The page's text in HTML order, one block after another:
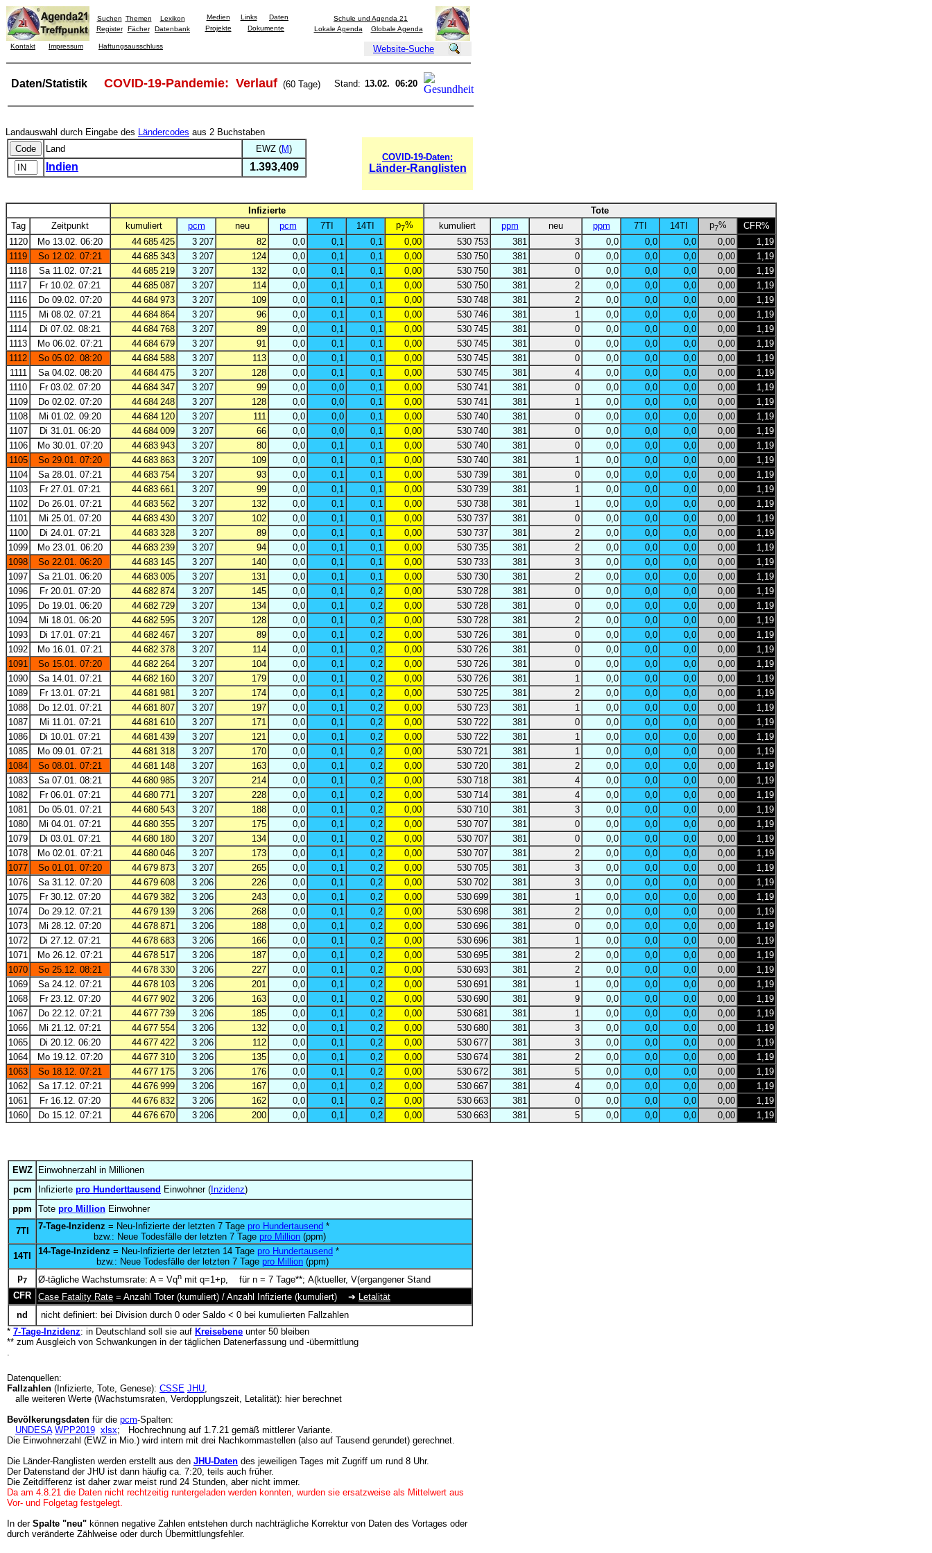
Suchen Themen
Lexikon
Register
Fächer Datenbank
Medien Links
Daten
Projekte
Dokumente
Schule und Agenda 21
Lokale Agenda
Globale Agenda
Kontakt Impressum Haftungsausschluss Website-Suche
Daten/Statistik COVID-19-Pandemie: Verlauf (60 Tage) Stand: 13.02. 06:20
Landauswahl durch Eingabe des Ländercodes aus 2 Buchstaben
Land
EWZ (M)
Indien 1.393,409
COVID-19-Daten:
Länder-Ranglisten
Infizierte
Tote
Tag
Zeitpunkt kumuliert pcm neu pcm 7TI 14TI p7% kumuliert ppm neu ppm 7TI 14TI p7%
CFR%
1120
Mo 13.02. 06:20 44 685 425 3 207 82 0,0 0,1 0,1 0,00 530 753 381 3 0,0 0,0 0,0 0,00
1,19
1119
So 12.02. 07:21 44 685 343 3 207 124 0,0 0,1 0,1 0,00 530 750 381 0 0,0 0,0 0,0 0,00
1,19
1118
Sa 11.02. 07:21 44 685 219 3 207 132 0,0 0,1 0,1 0,00 530 750 381 0 0,0 0,0 0,0 0,00
1,19
1117
Fr 10.02. 07:21 44 685 087 3 207 114 0,0 0,1 0,1 0,00 530 750 381 2 0,0 0,0 0,0 0,00
1,19
1116
Do 09.02. 07:20 44 684 973 3 207 109 0,0 0,1 0,1 0,00 530 748 381 2 0,0 0,0 0,0 0,00
1,19
1115
Mi 08.02. 07:21 44 684 864 3 207 96 0,0 0,1 0,1 0,00 530 746 381 1 0,0 0,0 0,0 0,00
1,19
1114
Di 07.02. 08:21 44 684 768 3 207 89 0,0 0,1 0,1 0,00 530 745 381 0 0,0 0,0 0,0 0,00
1,19
1113
Mo 06.02. 07:21 44 684 679 3 207 91 0,0 0,1 0,1 0,00 530 745 381 0 0,0 0,0 0,0 0,00
1,19
1112
So 05.02. 08:20 44 684 588 3 207 113 0,0 0,1 0,1 0,00 530 745 381 0 0,0 0,0 0,0 0,00
1,19
1111
Sa 04.02. 08:20 44 684 475 3 207 128 0,0 0,1 0,1 0,00 530 745 381 4 0,0 0,0 0,0 0,00
1,19
1110
Fr 03.02. 07:20 44 684 347 3 207 99 0,0 0,0 0,1 0,00 530 741 381 0 0,0 0,0 0,0 0,00
1,19
1109
Do 02.02. 07:20 44 684 248 3 207 128 0,0 0,0 0,1 0,00 530 741 381 1 0,0 0,0 0,0 0,00
1,19
1108
Mi 01.02. 09:20 44 684 120 3 207 111 0,0 0,0 0,1 0,00 530 740 381 0 0,0 0,0 0,0 0,00
1,19
1107
Di 31.01. 06:20 44 684 009 3 207 66 0,0 0,0 0,1 0,00 530 740 381 0 0,0 0,0 0,0 0,00
1,19
1106
Mo 30.01. 07:20 44 683 943 3 207 80 0,0 0,1 0,1 0,00 530 740 381 0 0,0 0,0 0,0 0,00
1,19
1105
So 29.01. 07:20 44 683 863 3 207 109 0,0 0,1 0,1 0,00 530 740 381 1 0,0 0,0 0,0 0,00
1,19
1104
Sa 28.01. 07:21 44 683 754 3 207 93 0,0 0,1 0,1 0,00 530 739 381 0 0,0 0,0 0,0 0,00
1,19
1103
Fr 27.01. 07:21 44 683 661 3 207 99 0,0 0,1 0,1 0,00 530 739 381 1 0,0 0,0 0,0 0,00
1,19
1102
Do 26.01. 07:21 44 683 562 3 207 132 0,0 0,1 0,1 0,00 530 738 381 1 0,0 0,0 0,0 0,00
1,19
1101
Mi 25.01. 07:20 44 683 430 3 207 102 0,0 0,1 0,1 0,00 530 737 381 0 0,0 0,0 0,0 0,00
1,19
1100
Di 24.01. 07:21 44 683 328 3 207 89 0,0 0,1 0,1 0,00 530 737 381 2 0,0 0,0 0,0 0,00
1,19
1099
Mo 23.01. 06:20 44 683 239 3 207 94 0,0 0,1 0,1 0,00 530 735 381 2 0,0 0,0 0,0 0,00
1,19
1098
So 22.01. 06:20 44 683 145 3 207 140 0,0 0,1 0,1 0,00 530 733 381 3 0,0 0,0 0,0 0,00
1,19
1097
Sa 21.01. 06:20 44 683 005 3 207 131 0,0 0,1 0,1 0,00 530 730 381 2 0,0 0,0 0,0 0,00
1,19
1096
Fr 20.01. 07:20 44 682 874 3 207 145 0,0 0,1 0,2 0,00 530 728 381 0 0,0 0,0 0,0 0,00
1,19
1095
Do 19.01. 06:20 44 682 729 3 207 134 0,0 0,1 0,2 0,00 530 728 381 0 0,0 0,0 0,0 0,00
1,19
1094
Mi 18.01. 06:20 44 682 595 3 207 128 0,0 0,1 0,2 0,00 530 728 381 2 0,0 0,0 0,0 0,00
1,19
1093
Di 17.01. 07:21 44 682 467 3 207 89 0,0 0,1 0,2 0,00 530 726 381 0 0,0 0,0 0,0 0,00
1,19
1092
Mo 16.01. 07:21 44 682 378 3 207 114 0,0 0,1 0,2 0,00 530 726 381 0 0,0 0,0 0,0 0,00
1,19
1091
So 15.01. 07:20 44 682 264 3 207 104 0,0 0,1 0,2 0,00 530 726 381 0 0,0 0,0 0,0 0,00
1,19
1090
Sa 14.01. 07:21 44 682 160 3 207 179 0,0 0,1 0,2 0,00 530 726 381 1 0,0 0,0 0,0 0,00
1,19
1089
Fr 13.01. 07:21 44 681 981 3 207 174 0,0 0,1 0,2 0,00 530 725 381 2 0,0 0,0 0,0 0,00
1,19
1088
Do 12.01. 07:21 44 681 807 3 207 197 0,0 0,1 0,2 0,00 530 723 381 1 0,0 0,0 0,0 0,00
1,19
1087
Mi 11.01. 07:21 44 681 610 3 207 171 0,0 0,1 0,2 0,00 530 722 381 0 0,0 0,0 0,0 0,00
1,19
1086
Di 10.01. 07:21 44 681 439 3 207 121 0,0 0,1 0,2 0,00 530 722 381 1 0,0 0,0 0,0 0,00
1,19
1085
Mo 09.01. 07:21 44 681 318 3 207 170 0,0 0,1 0,2 0,00 530 721 381 1 0,0 0,0 0,0 0,00
1,19
1084
So 08.01. 07:21 44 681 148 3 207 163 0,0 0,1 0,2 0,00 530 720 381 2 0,0 0,0 0,0 0,00
1,19
1083
Sa 07.01. 08:21 44 680 985 3 207 214 0,0 0,1 0,2 0,00 530 718 381 4 0,0 0,0 0,0 0,00
1,19
1082
Fr 06.01. 07:21 44 680 771 3 207 228 0,0 0,1 0,2 0,00 530 714 381 4 0,0 0,0 0,0 0,00
1,19
1081
Do 05.01. 07:21 44 680 543 3 207 188 0,0 0,1 0,2 0,00 530 710 381 3 0,0 0,0 0,0 0,00
1,19
1080
Mi 04.01. 07:21 44 680 355 3 207 175 0,0 0,1 0,2 0,00 530 707 381 0 0,0 0,0 0,0 0,00
1,19
1079
Di 03.01. 07:21 44 680 180 3 207 134 0,0 0,1 0,2 0,00 530 707 381 0 0,0 0,0 0,0 0,00
1,19
1078
Mo 02.01. 07:21 44 680 046 3 207 173 0,0 0,1 0,2 0,00 530 707 381 2 0,0 0,0 0,0 0,00
1,19
1077
So 01.01. 07:20 44 679 873 3 207 265 0,0 0,1 0,2 0,00 530 705 381 3 0,0 0,0 0,0 0,00
1,19
1076
Sa 31.12. 07:20 44 679 608 3 206 226 0,0 0,1 0,2 0,00 530 702 381 3 0,0 0,0 0,0 0,00
1,19
1075
Fr 30.12. 07:20 44 679 382 3 206 243 0,0 0,1 0,2 0,00 530 699 381 1 0,0 0,0 0,0 0,00
1,19
1074
Do 29.12. 07:21 44 679 139 3 206 268 0,0 0,1 0,2 0,00 530 698 381 2 0,0 0,0 0,0 0,00
1,19
1073
Mi 28.12. 07:20 44 678 871 3 206 188 0,0 0,1 0,2 0,00 530 696 381 0 0,0 0,0 0,0 0,00
1,19
1072
Di 27.12. 07:21 44 678 683 3 206 166 0,0 0,1 0,2 0,00 530 696 381 1 0,0 0,0 0,0 0,00
1,19
1071
Mo 26.12. 07:21 44 678 517 3 206 187 0,0 0,1 0,2 0,00 530 695 381 2 0,0 0,0 0,0 0,00
1,19
1070
So 25.12. 08:21 44 678 330 3 206 227 0,0 0,1 0,2 0,00 530 693 381 2 0,0 0,0 0,0 0,00
1,19
1069
Sa 24.12. 07:21 44 678 103 3 206 201 0,0 0,1 0,2 0,00 530 691 381 1 0,0 0,0 0,0 0,00
1,19
1068
Fr 23.12. 07:20 44 677 902 3 206 163 0,0 0,1 0,2 0,00 530 690 381 9 0,0 0,0 0,0 0,00
1,19
1067
Do 22.12. 07:21 44 677 739 3 206 185 0,0 0,1 0,2 0,00 530 681 381 1 0,0 0,0 0,0 0,00
1,19
1066
Mi 21.12. 07:21 44 677 554 3 206 132 0,0 0,1 0,2 0,00 530 680 381 3 0,0 0,0 0,0 0,00
1,19
1065
Di 20.12. 06:20 44 677 422 3 206 112 0,0 0,1 0,2 0,00 530 677 381 3 0,0 0,0 0,0 0,00
1,19
1064
Mo 19.12. 07:20 44 677 310 3 206 135 0,0 0,1 0,2 0,00 530 674 381 2 0,0 0,0 0,0 0,00
1,19
1063
So 18.12. 07:21 44 677 175 3 206 176 0,0 0,1 0,2 0,00 530 672 381 5 0,0 0,0 0,0 0,00
1,19
1062
Sa 17.12. 07:21 44 676 999 3 206 167 0,0 0,1 0,2 0,00 530 667 381 4 0,0 0,0 0,0 0,00
1,19
1061
Fr 16.12. 07:20 44 676 832 3 206 162 0,0 0,1 0,2 0,00 530 663 381 0 0,0 0,0 0,0 0,00
1,19
1060
Do 15.12. 07:21 44 676 670 3 206 200 0,0 0,1 0,2 0,00 530 663 381 5 0,0 0,0 0,0 0,00 1,19
EWZ
Einwohnerzahl in Millionen
pcm
Infizierte pro Hunderttausend Einwohner ( Inzidenz)
ppm
Tote pro Million Einwohner
7TI 7-Tage-Inzidenz = Neu-Infizierte der letzten 7 Tage pro Hundertausend *
bzw.: Neue Todesfälle der letzten 7 Tage pro Million (ppm)
14TI
14-Tage-Inzidenz = Neu-Infizierte der letzten 14 Tage pro Hundertausend *
bzw.: Neue Todesfälle der letzten 7 Tage pro Million (ppm)
p7 Ø-tägliche Wachstumsrate: A = Vqn mit q=1+p, für n = 7 Tage**; A(ktueller, V(ergangener Stand
CFR
Case Fatality Rate = Anzahl Toter (kumuliert) / Anzahl Infizierte (kumuliert) ➔ Letalität
nd
nicht definiert: bei Division durch 0 oder Saldo < 0 bei kumulierten Fallzahlen
* 7-Tage-Inzidenz: in Deutschland soll sie auf Kreisebene unter 50 bleiben
** zum Ausgleich von Schwankungen in der täglichen Datenerfassung und -übermittlung
.
Datenquellen:
Fallzahlen (Infizierte, Tote, Genese): CSSE JHU,
alle weiteren Werte (Wachstumsraten, Verdopplungszeit, Letalität): hier berechnet
Bevölkerungsdaten für die pcm-Spalten:
UNDESA WPP2019 xlsx; Hochrechnung auf 1.7.21 gemäß mittlerer Variante.
Die Einwohnerzahl (EWZ in Mio.) wird intern mit drei Nachkommastellen (also auf Tausend gerundet) gerechnet.
Die Länder-Ranglisten werden erstellt aus den JHU-Daten des jeweiligen Tages mit Zugriff um rund 8 Uhr.
Der Datenstand der JHU ist dann häufig ca. 7:20, teils auch früher.
Die Zeitdifferenz ist daher zwar meist rund 24 Stunden, aber nicht immer.
Da am 4.8.21 die Daten nicht rechtzeitig runtergeladen werden konnten, wurden sie ersatzweise als Mittelwert aus
Vor- und Folgetag festgelegt.
In der Spalte "neu" können negative Zahlen entstehen durch nachträgliche Korrektur von Daten des Vortages oder
durch veränderte Zählweise oder durch Übermittlungsfehler.